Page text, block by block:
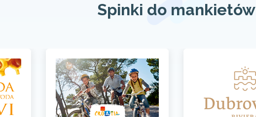
Spinki do mankietów